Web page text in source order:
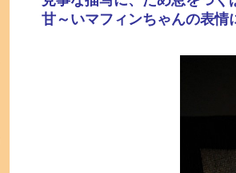
甘～いマフィンちゃんの表情